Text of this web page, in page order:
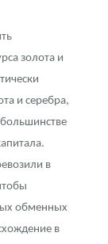
золота и
и серебра,
большинстве
в
обменных
в